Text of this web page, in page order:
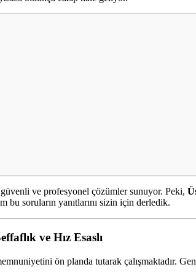
ve profesyonel çözümler sunuyor. Peki,
bu soruların yanıtlarını sizin için derledik.
ve Hız Esaslı
ön planda tutarak çalışmaktadır.